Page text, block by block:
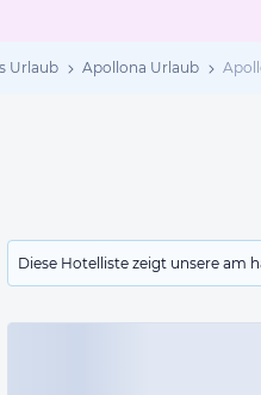
Urlaub Apollona Urlaub
Diese Hotelliste zeigt unsere